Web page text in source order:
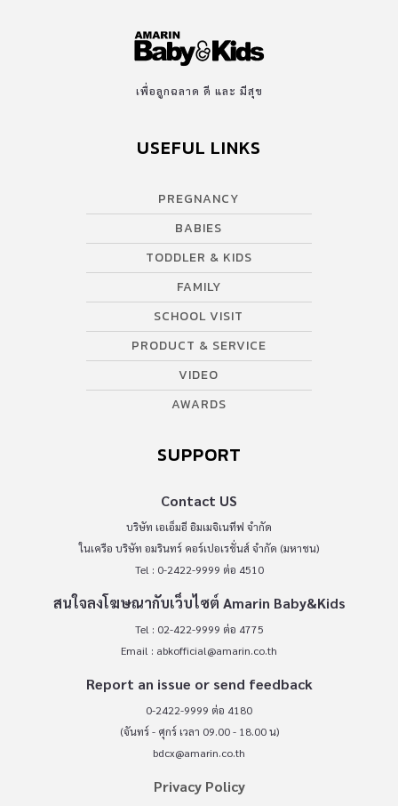
เพื่อลูกฉลาด ดี และ มีสุข
USEFUL LINKS
PREGNANCY
BABIES
TODDLER & KIDS
FAMILY
SCHOOL VISIT
PRODUCT & SERVICE
VIDEO
AWARDS
SUPPORT
Contact US
บริษัท เอเอ็มอี อิมเมจิเนทีฟ จำกัด
ในเครือ บริษัท อมรินทร์ คอร์เปอเรชั่นส์ จำกัด (มหาชน)
Tel : 0-2422-9999 ต่อ 4510
สนใจลงโฆษณากับเว็บไซต์ Amarin Baby&Kids
Tel : 02-422-9999 ต่อ 4775
Email : abkofficial@amarin.co.th
Report an issue or send feedback
0-2422-9999 ต่อ 4180
(จันทร์ - ศุกร์ เวลา 09.00 - 18.00 น)
bdcx@amarin.co.th
Privacy Policy